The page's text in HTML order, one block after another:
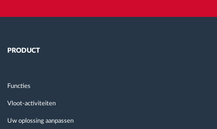
PRODUCT
Functies
Vloot-activiteiten
Uw oplossing aanpassen